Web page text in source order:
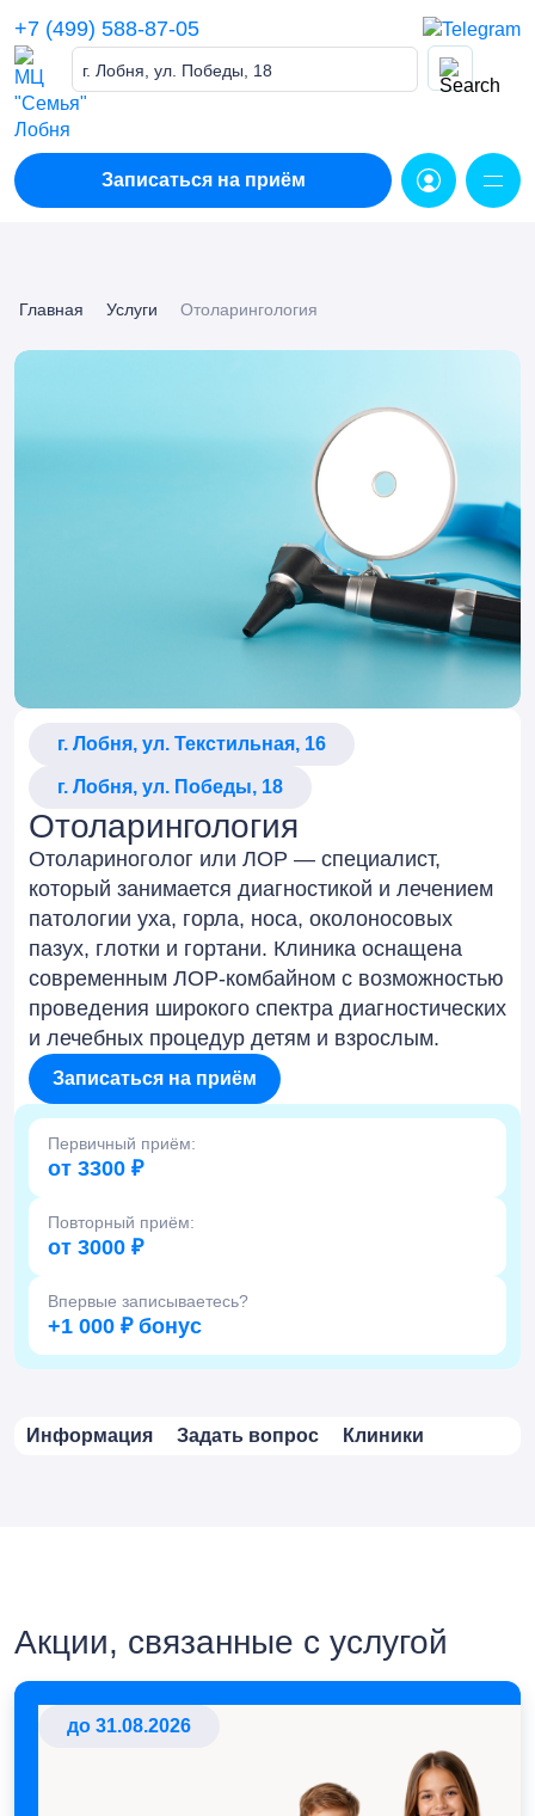
content
+7 (499) 588-87-05
г. Лобня, ул. Победы, 18
Записаться на приём
Главная Услуги Отоларингология
г. Лобня, ул. Текстильная, 16
г. Лобня, ул. Победы, 18
Отоларингология
Отолариноголог или ЛОР — специалист,
который занимается диагностикой и лечением
патологии уха, горла, носа, околоносовых
пазух, глотки и гортани. Клиника оснащена
современным ЛОР-комбайном с возможностью
проведения широкого спектра диагностических
и лечебных процедур детям и взрослым.
Записаться на приём
Первичный приём:
от 3300 ₽
Повторный приём:
от 3000 ₽
Впервые записываетесь?
+1 000 ₽ бонус
Информация Задать вопрос Клиники
Акции, связанные с услугой
до 31.08.2026